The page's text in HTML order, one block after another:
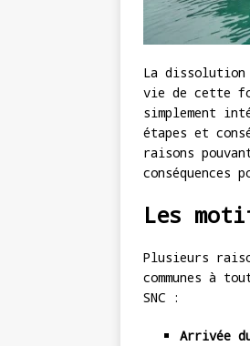
La dissolution
vie de cette
simplement
étapes et
raisons
Les
Plusieurs
communes à
SNC :
Arrivée